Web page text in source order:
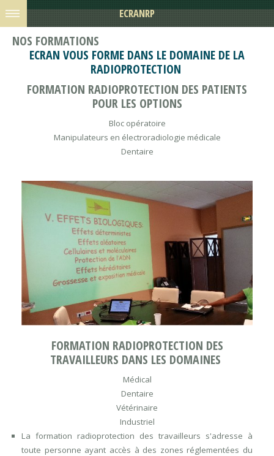
NOS FORMATIONS
ECRAN VOUS FORME DANS LE DOMAINE DE LA
RADIOPROTECTION
FORMATION RADIOPROTECTION DES PATIENTS
POUR LES OPTIONS
Bloc opératoire
Manipulateurs en électroradiologie médicale
Dentaire
FORMATION RADIOPROTECTION DES
TRAVAILLEURS DANS LES DOMAINES
Médical
Dentaire
Vétérinaire
Industriel
La formation radioprotection des travailleurs s'adresse à
toute personne ayant accès à des zones réglementées du
ECRANRP